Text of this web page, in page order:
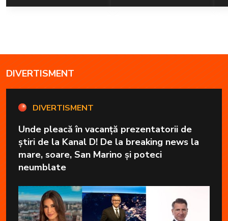
DIVERTISMENT
DIVERTISMENT
Unde pleacă în vacanță prezentatorii de
știri de la Kanal D! De la breaking news la
mare, soare, San Marino și poteci
neumblate